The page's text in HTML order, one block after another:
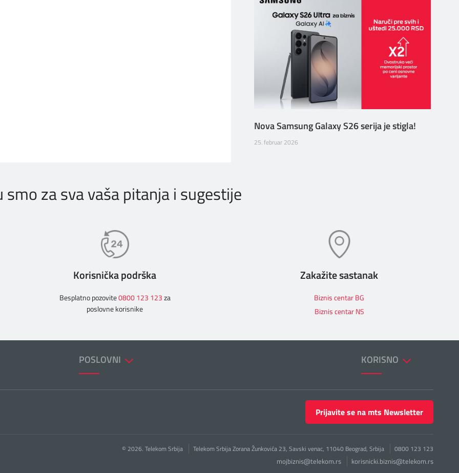
Nova Samsung Galaxy S26 serija je stigla!
25. februar 2026
smo za sva vaša pitanja i sugestije
Korisnička podrška
Besplatno pozovite0800 123 123za
poslovne korisnike
Zakažite sastanak
Biznis centar BG
Biznis centar NS
POSLOVNI KORISNO
Prijavite se na mts Newsletter
© 2026. Telekom Srbija Telekom Srbija Zorana Žunkovića 23, Savski venac, 11040 Beograd, Srbija 0800 123 123
mojbiznis@telekom.rs korisnicki.biznis@telekom.rs